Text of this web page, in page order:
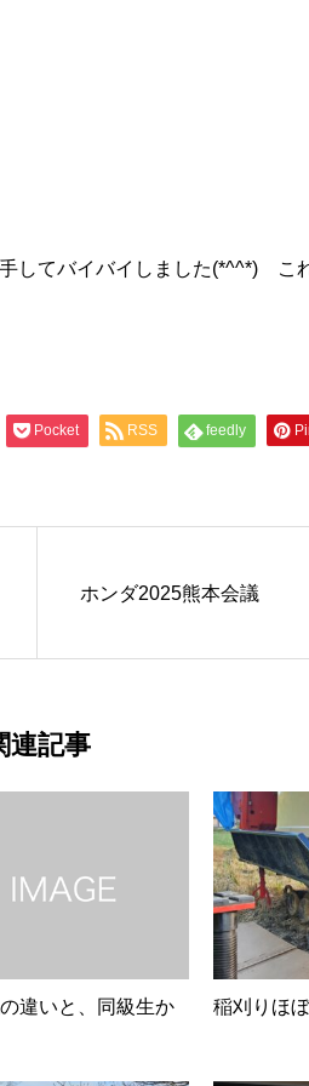
してバイバイしました(*^^*) こ
Pocket RSS feedly
ホンダ2025熊本会議
連記事
違いと、同級生か
稲刈りほ